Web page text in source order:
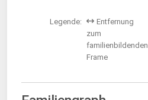
Legende:
Entfernung
zum
familienbildenden
Frame